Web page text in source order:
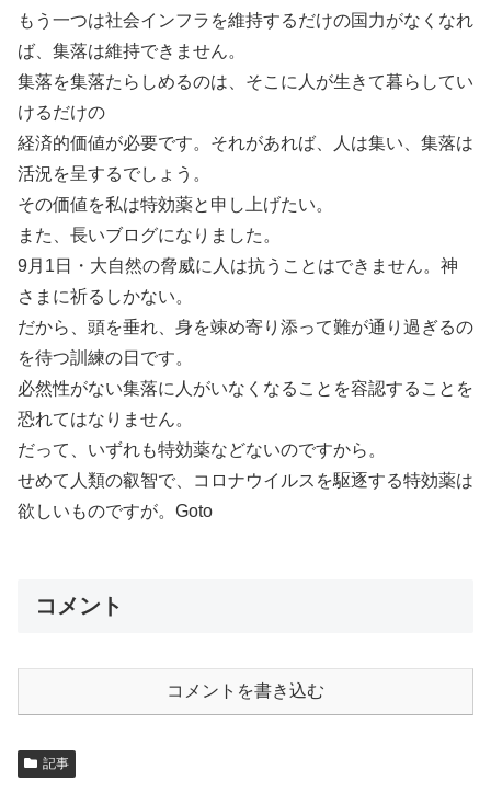
もう一つは社会インフラを維持するだけの国力がなくなれ
ば、集落は維持できません。
集落を集落たらしめるのは、そこに人が生きて暮らしてい
けるだけの
経済的価値が必要です。それがあれば、人は集い、集落は
活況を呈するでしょう。
その価値を私は特効薬と申し上げたい。
また、長いブログになりました。
9月1日・大自然の脅威に人は抗うことはできません。神
さまに祈るしかない。
だから、頭を垂れ、身を竦め寄り添って難が通り過ぎるの
を待つ訓練の日です。
必然性がない集落に人がいなくなることを容認することを
恐れてはなりません。
だって、いずれも特効薬などないのですから。
せめて人類の叡智で、コロナウイルスを駆逐する特効薬は
欲しいものですが。Goto
コメント
コメントを書き込む
記事